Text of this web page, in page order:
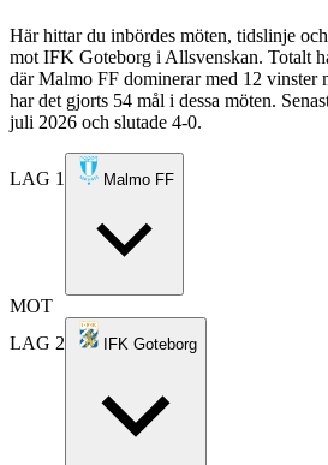
Här hittar du inbördes möten, tidslinje
mot IFK Goteborg i Allsvenskan. Totalt
där Malmo FF dominerar med 12 vinster
har det gjorts 54 mål i dessa möten.
juli 2026 och slutade 4-0.
LAG 1 Malmo FF
MOT
LAG 2
IFK Goteborg